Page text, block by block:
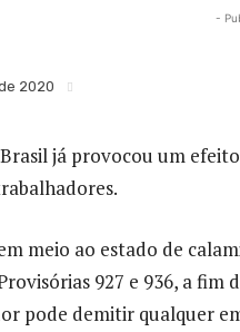
-
2020
já provocou um
meio ao estado de
927 e 936, a
pode demitir qualquer